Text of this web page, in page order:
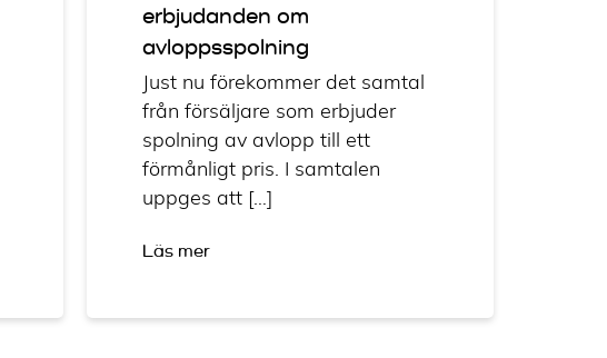
erbjudanden om
avloppsspolning
Just nu förekommer det samtal
från försäljare som erbjuder
spolning av avlopp till ett
förmånligt pris. I samtalen
uppges att […]
Läs mer